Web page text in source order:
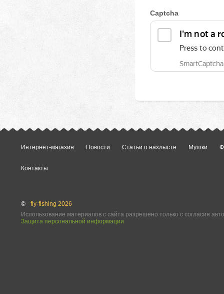
Captcha
Интернет-магазин Новости Статьи о нахлысте Мушки
Контакты
©
fly-fishing 2026
Использование материалов с сайта разрешено только с согласия
Защита персональной информации